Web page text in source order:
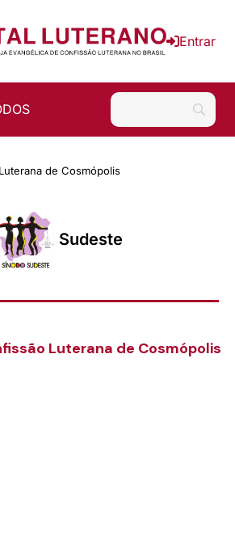
Entrar
de Cosmópolis
Sudeste
Luterana de Cosmópolis